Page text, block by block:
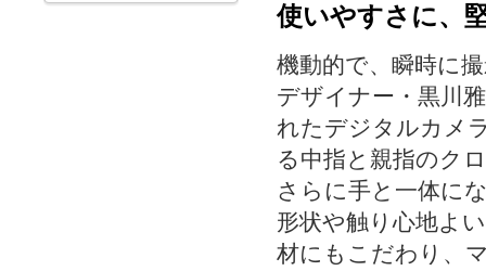
使いやすさに、
機動的で、瞬時に
デザイナー・黒川
れたデジタルカメ
る中指と親指のク
さらに手と一体に
形状や触り心地よ
材にもこだわり、